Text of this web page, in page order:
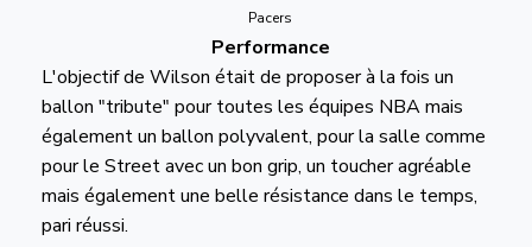
Performance
L'objectif de Wilson était de proposer à la fois un
ballon "tribute" pour toutes les équipes NBA mais
également un ballon polyvalent, pour la salle comme
pour le Street avec un bon grip, un toucher agréable
mais également une belle résistance dans le temps,
pari réussi.